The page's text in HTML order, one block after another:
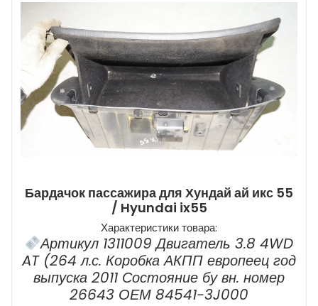
Бардачок пассажира для Хундай ай икс 55
/ Hyundai ix55
Характеристики товара:
Артикул 1311009 Двигатель 3.8 4WD
AT (264 л.с. Коробка АКПП европеец год
выпуска 2011 Состояние бу вн. номер
26643 ОЕМ 84541-3J000